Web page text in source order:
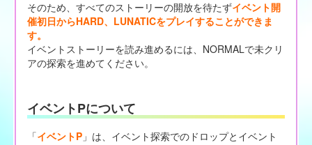
そのため、すべてのストーリーの開放を待たずイベント開
催初日からHARD、LUNATICをプレイすることができま
す。
イベントストーリーを読み進めるには、NORMALで未クリ
アの探索を進めてください。
イベントPについて
「イベントP」は、イベント探索でのドロップとイベント